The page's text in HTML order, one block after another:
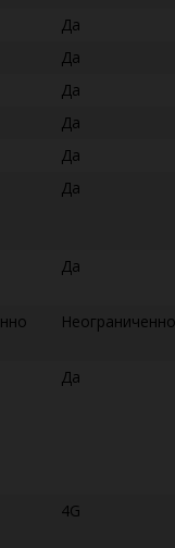
Да
Да
Да
Да
Да
Да
Да
Неограниченно
Да
4G